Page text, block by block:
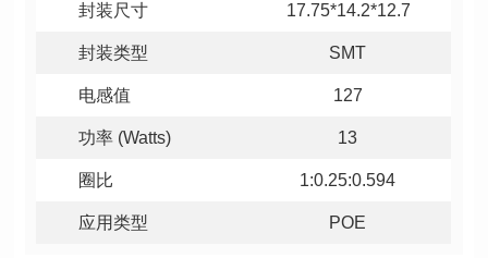
封装尺寸 17.75*14.2*12.7
封装类型 SMT
电感值 127
功率 (Watts) 13
圈比 1:0.25:0.594
应用类型 POE